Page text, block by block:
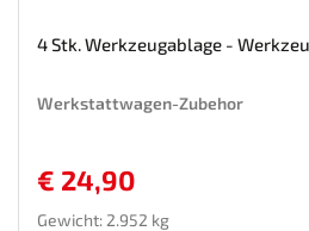
4 Stk. Werkzeugablage -
Werkstattwagen-Zubehor
€ 24,90
Gewicht: 2.952 kg